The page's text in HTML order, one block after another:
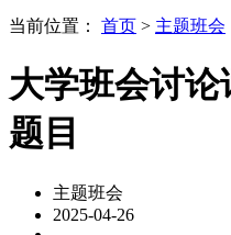
当前位置： 首页 > 主题班会
大学班会讨
题目
主题班会
2025-04-26